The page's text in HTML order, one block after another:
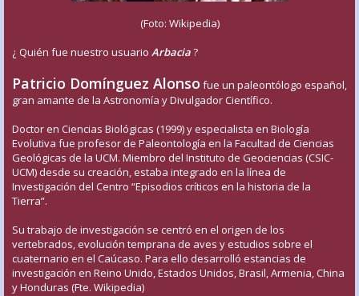
(Foto: Wikipedia)
¿ Quién fue nuestro usuario Arbacia?
Patricio Domínguez Alonso fue un paleontólogo español,
gran amante de la Astronomía y Divulgador Científico.
Doctor en Ciencias Biológicas (1999) y especialista en Biología
Evolutiva fue profesor de Paleontología en la Facultad de Ciencias
Geológicas de la UCM. Miembro del Instituto de Geociencias (CSIC-
UCM) desde su creación, estaba integrado en la línea de
Investigación del Centro “Episodios críticos en la historia de la
Tierra”.
Su trabajo de investigación se centró en el origen de los
vertebrados, evolución temprana de aves y estudios sobre el
cuaternario en el Caúcaso. Para ello desarrolló estancias de
investigación en Reino Unido, Estados Unidos, Brasil, Armenia, China
y Honduras (Fte. Wikipedia)